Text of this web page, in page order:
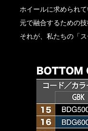
ホイールに求められ
元で融合するための技
それが、私たちの「